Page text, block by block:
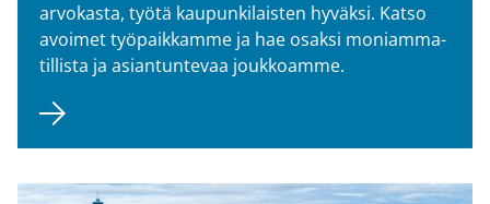
ar­vo­kas­ta, työtä kau­pun­ki­lais­ten hy­väk­si. Katso
avoi­met työ­paik­kam­me ja hae osak­si mo­niam­ma­
til­lis­ta ja asian­tun­te­vaa jouk­koam­me.